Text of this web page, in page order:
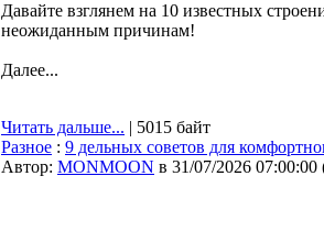
Давайте взглянем на 10 известных
неожиданным причинам!
Далее...
Читать дальше... | 5015 байт
Разное : 9 дельных советов для
Автор: MONMOON в 31/07/2026 07:00:00